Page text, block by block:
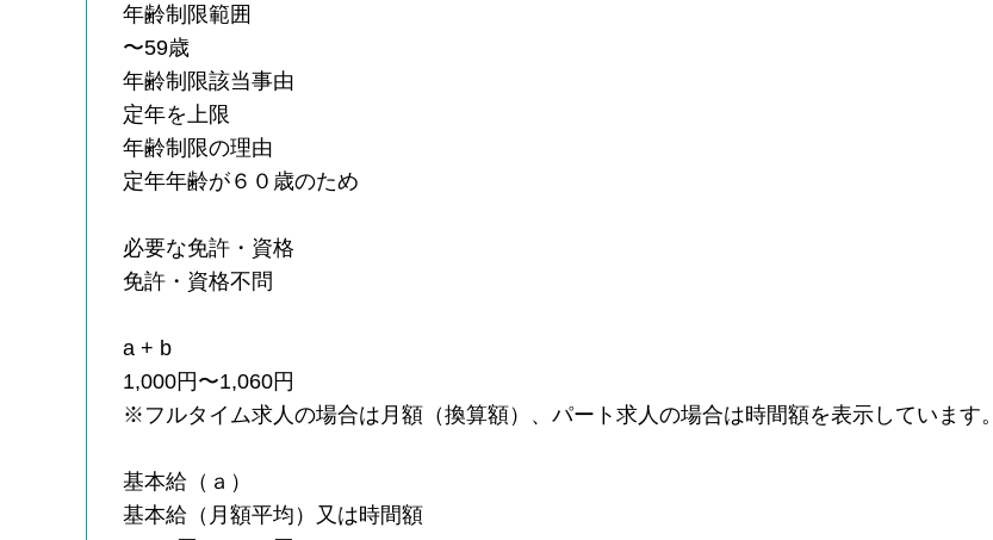
年齢制限範囲
〜59歳
年齢制限該当事由
定年を上限
年齢制限の理由
定年年齢が６０歳のため
必要な免許・資格
免許・資格不問
a + b
1,000円〜1,060円
※フルタイム求人の場合は月額（換算額）、パート求人の場合は時間額を表示しています。
基本給（ａ）
基本給（月額平均）又は時間額